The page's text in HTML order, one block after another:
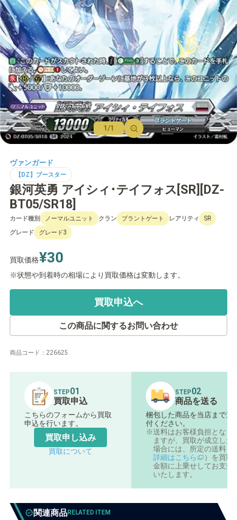
【D】その他ブースター
【D】デッキなど
【DPR】PRカード
1/1
ヴァンガード
【DZ】ブースター
銀河英勇 アイシィ･テイフォス[SR][DZ-
BT05/SR18]
カード種別 ノーマルユニット クラン ブラントゲート レアリティ SR
グレード グレード3
買取価格¥30
状態や到着時の相場により買取価格は変動します。
買取申込へ
この商品に関するお問い合わせ
商品コード： 226625
STEP01
買取申込
こちらのフォームから買取
申込を行います。
買取申し込み
買取について
STEP02
商品を送る
梱包した商品を当店まで送
付ください。
送料はお客様負担となり
ますが、買取が成立した
場合には、所定の送料（
詳細はこちら
）を買取
金額に上乗せしてお支払
いたします。
関連商品RELATED ITEM